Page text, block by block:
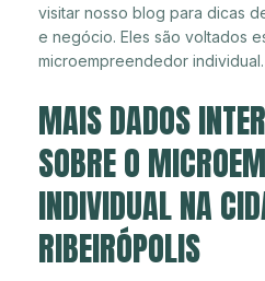
visitar nosso blog para dicas
e negócio. Eles são voltados
microempreendedor
MAIS DADOS
SOBRE O
INDIVIDUAL NA
RIBEIRÓPOLIS